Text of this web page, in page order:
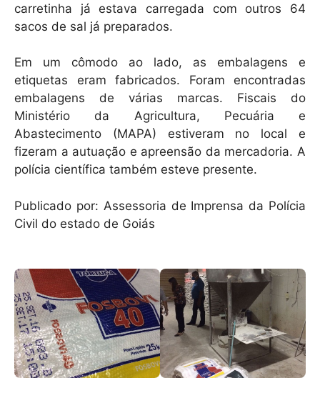
carretinha já estava carregada com outros 64
sacos de sal já preparados.
Em um cômodo ao lado, as embalagens e
etiquetas eram fabricados. Foram encontradas
embalagens de várias marcas. Fiscais do
Ministério da Agricultura, Pecuária e
Abastecimento (MAPA) estiveram no local e
fizeram a autuação e apreensão da mercadoria. A
polícia científica também esteve presente.
Publicado por: Assessoria de Imprensa da Polícia
Civil do estado de Goiás